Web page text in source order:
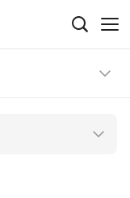
검
색
메
뉴
기